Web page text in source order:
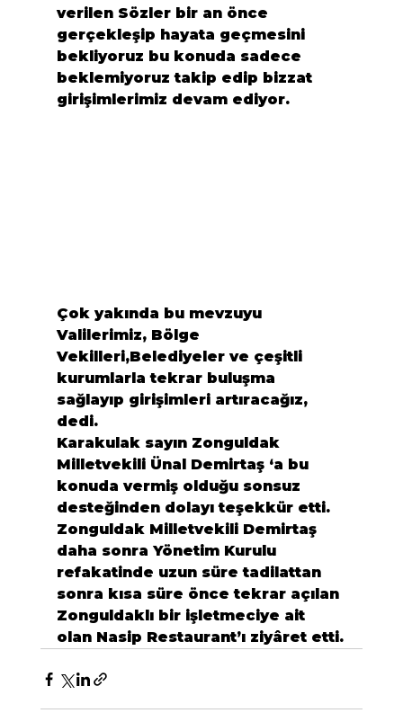
verilen Sözler bir an önce
gerçekleşip hayata geçmesini
bekliyoruz bu konuda sadece
beklemiyoruz takip edip bizzat
girişimlerimiz devam ediyor.
Çok yakında bu mevzuyu
Valilerimiz, Bölge
Vekilleri,Belediyeler ve çeşitli
kurumlarla tekrar buluşma
sağlayıp girişimleri artıracağız,
dedi.
Karakulak sayın Zonguldak
Milletvekili Ünal Demirtaş ‘a bu
konuda vermiş olduğu sonsuz
desteğinden dolayı teşekkür etti.
Zonguldak Milletvekili Demirtaş
daha sonra Yönetim Kurulu
refakatinde uzun süre tadilattan
sonra kısa süre önce tekrar açılan
Zonguldaklı bir işletmeciye ait
olan Nasip Restaurant’ı ziyâret etti.